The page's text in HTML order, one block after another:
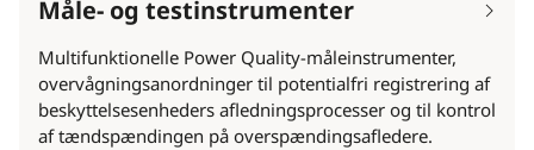
Måle- og testinstrumenter
Multifunktionelle Power Quality-måleinstrumenter,
overvågningsanordninger til potentialfri registrering af
beskyttelsesenheders afledningsprocesser og til kontrol
af tændspændingen på overspændingsafledere.